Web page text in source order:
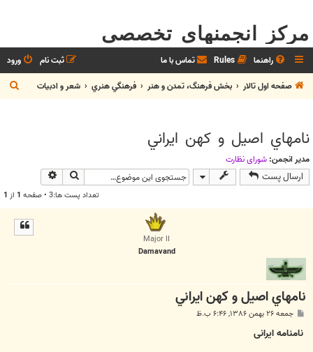
مرکز انجمنهای تخصصی
راهنما Rules تماس با ما ورود
ثبت نام
صفحه اول تالار
بخش فرهنگ، تمدن و هنر فرهنگي هنري شعر و ادبيات
س
نامهاي اصيل و کهن ايراني
مدیر انجمن: شوراي نظارت
ارسال پست جستجو
تعداد پست ها:3 • صفحه 1 از 1
Major II
Damavand
نامهاي اصيل و کهن ايراني
ت
جمعه ۲۶ بهمن ۱۳۸۶, ۶:۴۶ ب.ظ
نامنامه ایرانی